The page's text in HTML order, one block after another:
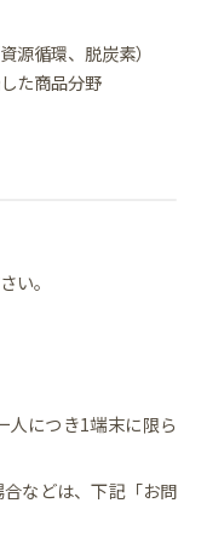
源循環、脱炭素）
た商品分野
い。
人につき1端末に限ら
などは、下記「お問